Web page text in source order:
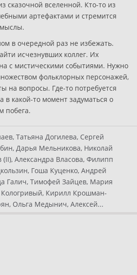
сказочной вселенной. Кто-то из
артефактами и стремится
в очередной раз не избежать.
исчезнувших коллег. Их
с мистическими событиями. Нужно
фольклорных персонажей,
на вопросы. Где-то потребуется
в какой-то момент задуматься о
побега.
Татьяна Догилева, Сергей
Дарья Мельникова, Николай
Александра Власова, Филипп
Гоша Куценко, Андрей
Галич, Тимофей Зайцев, Мария
Кирилл Крошман-
Ольга Медынич, Алексей...